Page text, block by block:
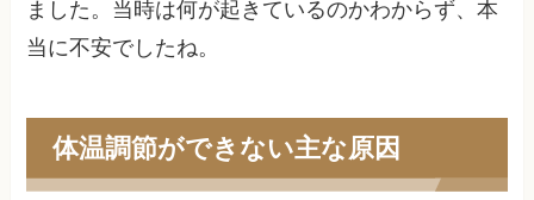
ました。当時は何が起きているのかわからず、本
当に不安でしたね。
体温調節ができない主な原因